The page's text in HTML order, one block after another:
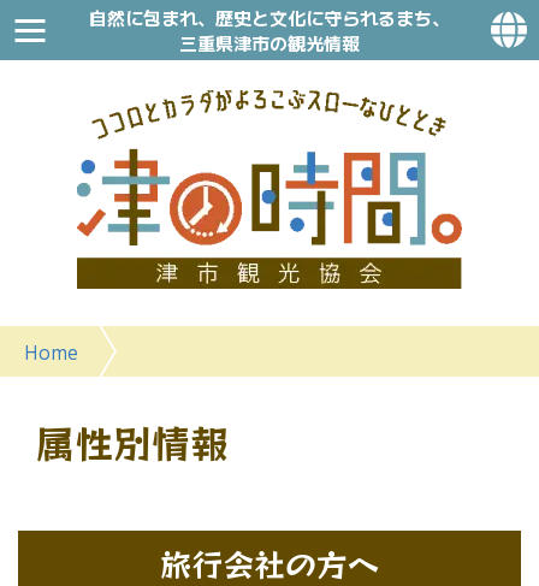
自然に包まれ、歴史と文化に守られるまち、
三重県津市の観光情報
Home
属性別情報
旅行会社の方へ